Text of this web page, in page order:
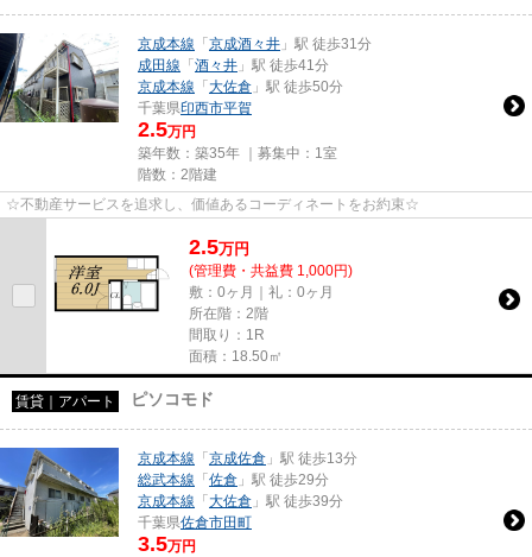
京成本線 「京成酒々井 」駅 徒歩31分
成田線 「酒々井 」駅 徒歩41分
京成本線 「大佐倉 」駅 徒歩50分
千葉県印西市平賀
2.5万円
築年数：築35年 ｜募集中： 1室
階数：2階建
☆不動産サービスを追求し、価値あるコーディネートをお約束☆
2.5万円
(管理費・共益費 1,000円)
敷：0ヶ月｜礼：0ヶ月
所在階：2階
間取り：1R
面積：18.50㎡
賃貸｜アパート ピソコモド
京成本線 「京成佐倉 」駅 徒歩13分
総武本線 「佐倉 」駅 徒歩29分
京成本線 「大佐倉 」駅 徒歩39分
千葉県佐倉市田町
3.5万円